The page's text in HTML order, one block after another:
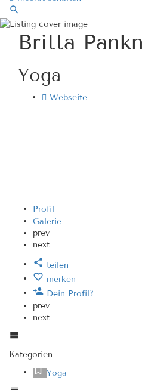
Britta
Yoga
Webseite
Profil
Galerie
prev
next
teilen
merken
Dein Profil?
prev
next
Kategorien
Yoga